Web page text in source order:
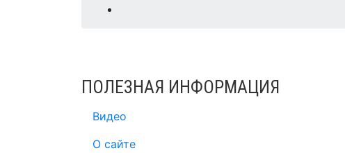
ПОЛЕЗНАЯ ИНФОРМАЦИЯ
Видео
О сайте